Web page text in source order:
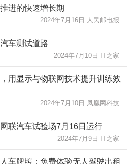
进的快速增长期
2024年7月16日 人民邮电报
车测试道路
2024年7月10日 IT之家
用显示与物联网技术提升训练效
2024年7月10日 凤凰网科技
联汽车试验场7月16日运行
2024年7月9日 IT之家
车牌照：免费体验无人驾驶出租